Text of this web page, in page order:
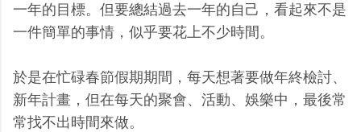
一年的目標。但要總結過去一年的自己，看起來不是
一件簡單的事情，似乎要花上不少時間。
於是在忙碌春節假期期間，每天想著要做年終檢討、
新年計畫，但在每天的聚會、活動、娛樂中，最後常
常找不出時間來做。